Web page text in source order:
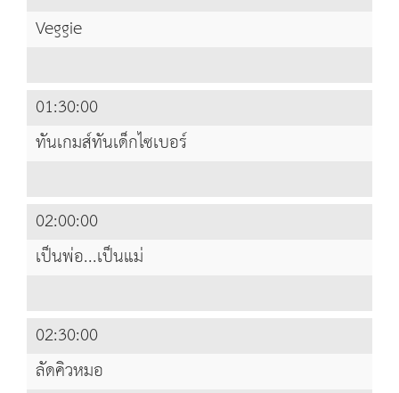
Veggie
01:30:00
ทันเกมส์ทันเด็กไซเบอร์
02:00:00
เป็นพ่อ...เป็นแม่
02:30:00
ลัดคิวหมอ